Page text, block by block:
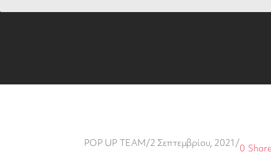
POP UP TEAM/2 Σεπτεμβρίου, 2021 /0